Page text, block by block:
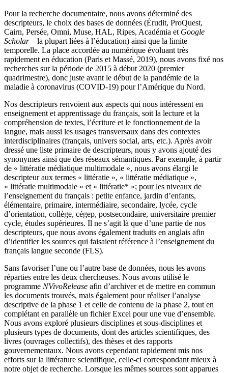
Pour la recherche documentaire, nous avons déterminé des
descripteurs, le choix des bases de données (Érudit, ProQuest,
Cairn, Persée, Omni, Muse, HAL, Ripes, Académia et Google
Scholar– la plupart liées à l’éducation) ainsi que la limite
temporelle. La place accordée au numérique évoluant très
rapidement en éducation (Paris et Massé, 2019), nous avons fixé nos
recherches sur la période de 2015 à début 2020 (premier
quadrimestre), donc juste avant le début de la pandémie de la
maladie à coronavirus (COVID-19) pour l’Amérique du Nord.
Nos descripteurs renvoient aux aspects qui nous intéressent en
enseignement et apprentissage du français, soit la lecture et la
compréhension de textes, l’écriture et le fonctionnement de la
langue, mais aussi les usages transversaux dans des contextes
interdisciplinaires (français, univers social, arts, etc.). Après avoir
dressé une liste primaire de descripteurs, nous y avons ajouté des
synonymes ainsi que des réseaux sémantiques. Par exemple, à partir
de « littératie médiatique multimodale », nous avons élargi le
descripteur aux termes « littératie », « littératie médiatique »,
« littératie multimodale » et « littératie* »; pour les niveaux de
l’enseignement du français : petite enfance, jardin d’enfants,
élémentaire, primaire, intermédiaire, secondaire, lycée, cycle
d’orientation, collège, cégep, postsecondaire, universitaire premier
cycle, études supérieures. Il ne s’agit là que d’une partie de nos
descripteurs, que nous avons également traduits en anglais afin
d’identifier les sources qui faisaient référence à l’enseignement du
français langue seconde (FLS).
Sans favoriser l’une ou l’autre base de données, nous les avons
réparties entre les deux chercheuses. Nous avons utilisé le
programme NVivoRelease afin d’archiver et de mettre en commun
les documents trouvés, mais également pour réaliser l’analyse
descriptive de la phase 1 et celle de contenu de la phase 2, tout en
complétant en parallèle un fichier Excel pour une vue d’ensemble.
Nous avons exploré plusieurs disciplines et sous-disciplines et
plusieurs types de documents, dont des articles scientifiques, des
livres (ouvrages collectifs), des thèses et des rapports
gouvernementaux. Nous avons cependant rapidement mis nos
efforts sur la littérature scientifique, celle-ci correspondant mieux à
notre objet de recherche. Lorsque les mêmes sources sont apparues